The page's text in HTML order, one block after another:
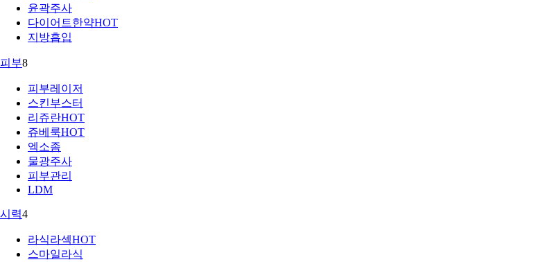
윤곽주사
다이어트한약HOT
지방흡입
피부8
피부레이저
스킨부스터
리쥬란HOT
쥬베룩HOT
엑소좀
물광주사
피부관리
LDM
시력4
라식라섹HOT
스마일라식